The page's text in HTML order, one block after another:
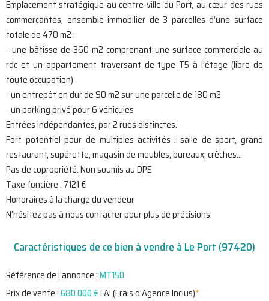
Emplacement stratégique au centre-ville du Port, au cœur des rues
commerçantes, ensemble immobilier de 3 parcelles d’une surface
totale de 470 m2 :
- une bâtisse de 360 m2 comprenant une surface commerciale au
rdc et un appartement traversant de type T5 à l’étage (libre de
toute occupation)
- un entrepôt en dur de 90 m2 sur une parcelle de 180 m2
- un parking privé pour 6 véhicules
Entrées indépendantes, par 2 rues distinctes.
Fort potentiel pour de multiples activités : salle de sport, grand
restaurant, supérette, magasin de meubles, bureaux, crêches…
Pas de copropriété. Non soumis au DPE
Taxe foncière : 7121 €
Honoraires à la charge du vendeur
N’hésitez pas à nous contacter pour plus de précisions.
Caractéristiques de ce bien à vendre à Le Port (97420)
Référence de l'annonce :MT150
Prix de vente :680 000 €FAI (Frais d'Agence Inclus)*